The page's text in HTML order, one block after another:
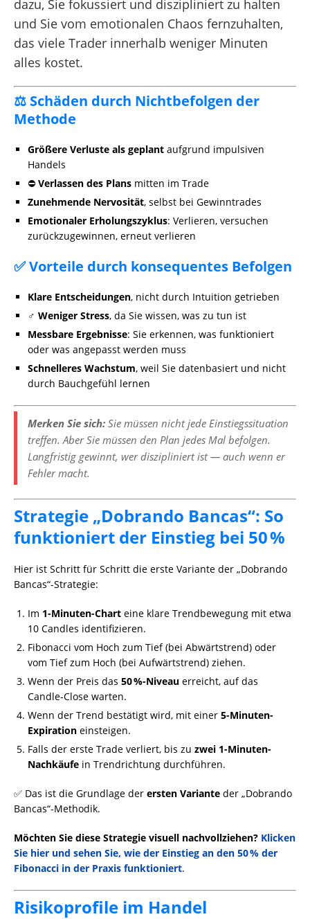
dazu, Sie fokussiert und diszipliniert zu halten
und Sie vom emotionalen Chaos fernzuhalten,
das viele Trader innerhalb weniger Minuten
alles kostet.
⚖️ Schäden durch Nichtbefolgen der
Methode
Größere Verluste als geplant aufgrund impulsiven
Handels
⛔ Verlassen des Plans mitten im Trade
Zunehmende Nervosität, selbst bei Gewinntrades
Emotionaler Erholungszyklus: Verlieren, versuchen
zurückzugewinnen, erneut verlieren
✅ Vorteile durch konsequentes Befolgen
Klare Entscheidungen, nicht durch Intuition getrieben
‍♂️ Weniger Stress, da Sie wissen, was zu tun ist
Messbare Ergebnisse: Sie erkennen, was funktioniert
oder was angepasst werden muss
Schnelleres Wachstum, weil Sie datenbasiert und nicht
durch Bauchgefühl lernen
Merken Sie sich: Sie müssen nicht jede Einstiegssituation
treffen. Aber Sie müssen den Plan jedes Mal befolgen.
Langfristig gewinnt, wer diszipliniert ist — auch wenn er
Fehler macht.
Strategie „Dobrando Bancas“: So
funktioniert der Einstieg bei 50 %
Hier ist Schritt für Schritt die erste Variante der „Dobrando
Bancas“-Strategie:
Im 1-Minuten-Chart eine klare Trendbewegung mit etwa
10 Candles identifizieren.
Fibonacci vom Hoch zum Tief (bei Abwärtstrend) oder
vom Tief zum Hoch (bei Aufwärtstrend) ziehen.
Wenn der Preis das 50 %-Niveau erreicht, auf das
Candle‑Close warten.
Wenn der Trend bestätigt wird, mit einer 5-Minuten-
Expiration einsteigen.
Falls der erste Trade verliert, bis zu zwei 1-Minuten-
Nachkäufe in Trendrichtung durchführen.
✅ Das ist die Grundlage der ersten Variante der „Dobrando
Bancas“-Methodik.
Möchten Sie diese Strategie visuell nachvollziehen? Klicken
Sie hier und sehen Sie, wie der Einstieg an den 50 % der
Fibonacci in der Praxis funktioniert.
Risikoprofile im Handel